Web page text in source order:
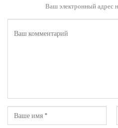
Ваш электронный адрес